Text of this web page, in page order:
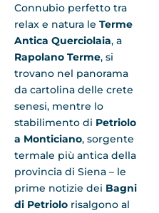
Connubio perfetto tra
relax e natura le Terme
Antica Querciolaia, a
Rapolano Terme, si
trovano nel panorama
da cartolina delle crete
senesi, mentre lo
stabilimento di Petriolo
a Monticiano, sorgente
termale più antica della
provincia di Siena – le
prime notizie dei Bagni
di Petriolo risalgono al